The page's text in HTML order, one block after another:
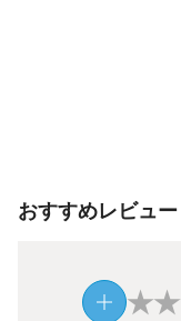
おすすめレビュー
★★